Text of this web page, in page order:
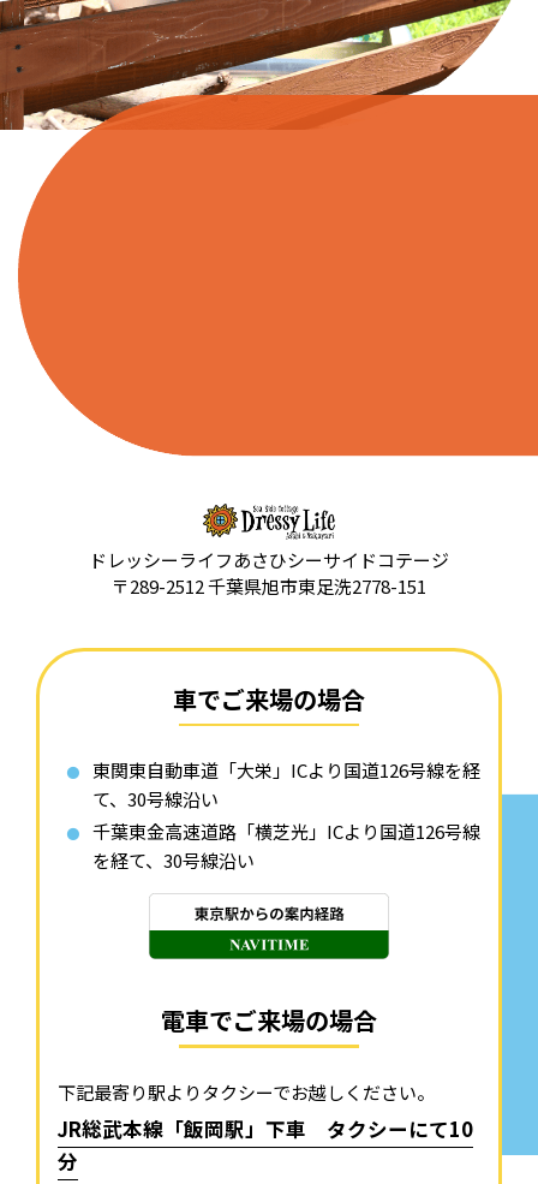
ドレッシーライフあさひシーサイドコテージ
〒289-2512 千葉県旭市東足洗2778-151
車でご来場の場合
東関東自動車道「大栄」ICより国道126号線を経
て、30号線沿い
千葉東金高速道路「横芝光」ICより国道126号線
を経て、30号線沿い
電車でご来場の場合
下記最寄り駅よりタクシーでお越しください。
JR総武本線「飯岡駅」下車 タクシーにて10
分